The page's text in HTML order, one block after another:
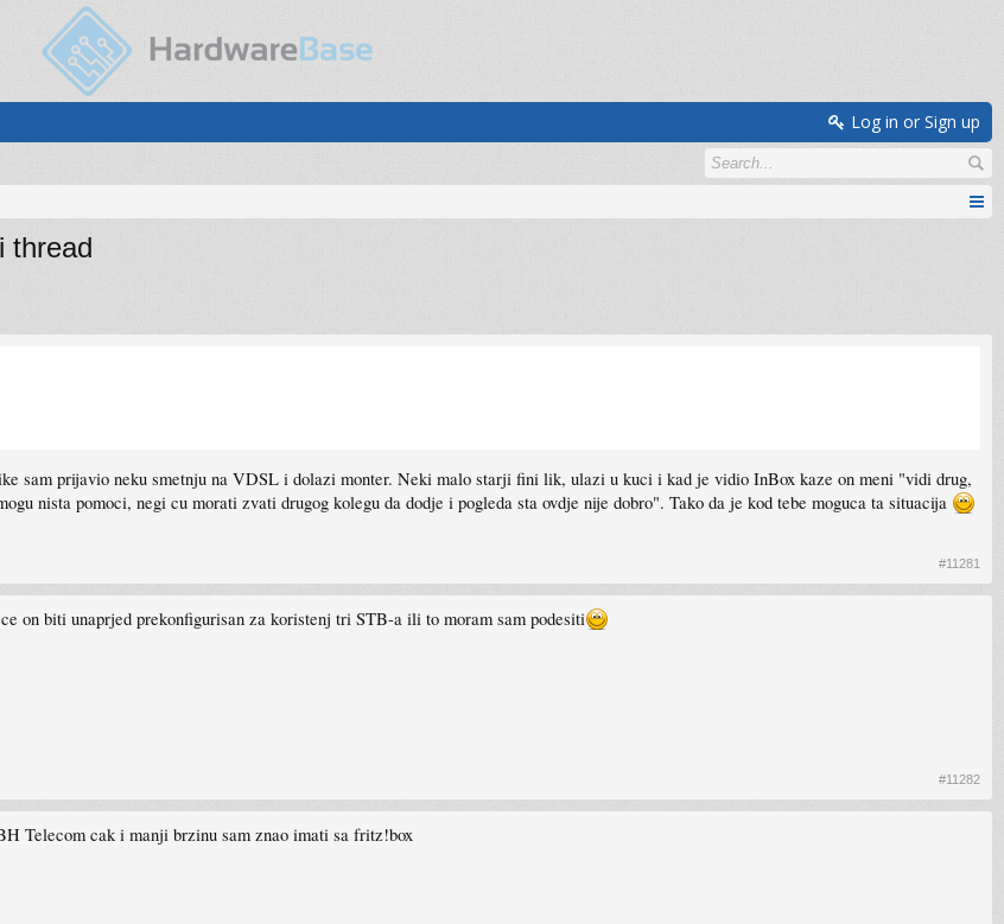
Log in or Sign up
thread
sam prijavio neku smetnju na VDSL i dolazi monter. Neki malo starji fini lik, ulazi u kuci i kad je vidio InBox kaze on meni "vidi drug,
nista pomoci, negi cu morati zvati drugog kolegu da dodje i pogleda sta ovdje nije dobro". Tako da je kod tebe moguca ta situacija
#11281
on biti unaprjed prekonfigurisan za koristenj tri STB-a ili to moram sam podesiti
#11282
Telecom cak i manji brzinu sam znao imati sa fritz!box